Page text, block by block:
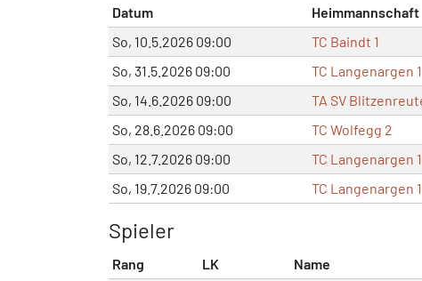
Datum Heimmannschaft
So, 10.5.2026 09:00
TC Baindt 1
So, 31.5.2026 09:00
TC Langenargen 1
So, 14.6.2026 09:00
TA SV
So, 28.6.2026 09:00
TC Wolfegg 2
So, 12.7.2026 09:00
TC Langenargen 1
So, 19.7.2026 09:00
TC Langenargen 1
Spieler
Rang LK Name